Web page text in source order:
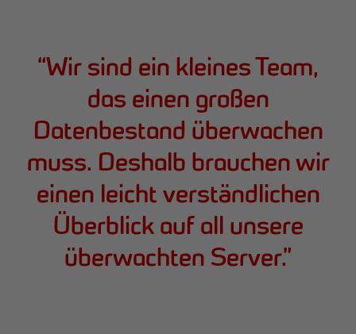
“Wir sind ein kleines Team,
das einen großen
Datenbestand überwachen
muss. Deshalb brauchen wir
einen leicht verständlichen
Überblick auf all unsere
überwachten Server.”